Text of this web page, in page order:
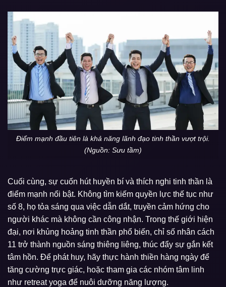
Điểm mạnh đầu tiên là khả năng lãnh đạo tinh thần vượt trội.
(Nguồn: Sưu tầm)
Cuối cùng, sự cuốn hút huyền bí và thích nghi tinh thần là
điểm mạnh nổi bật. Không tìm kiếm quyền lực thế tục như
số 8, họ tỏa sáng qua việc dẫn dắt, truyền cảm hứng cho
người khác mà không cần công nhận. Trong thế giới hiện
đại, nơi khủng hoảng tinh thần phổ biến, chỉ số nhân cách
11 trở thành nguồn sáng thiêng liêng, thúc đẩy sự gắn kết
tâm hồn. Để phát huy, hãy thực hành thiền hàng ngày để
tăng cường trực giác, hoặc tham gia các nhóm tâm linh
như retreat yoga để nuôi dưỡng năng lượng.